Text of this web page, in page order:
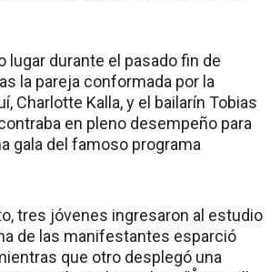
lugar durante el pasado fin de
la pareja conformada por la
Charlotte Kalla, y el bailarín Tobias
en pleno desempeño para
gala del famoso programa
tres jóvenes ingresaron al estudio
de las manifestantes esparció
que otro desplegó una